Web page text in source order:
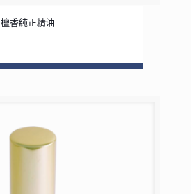
檀香純正精油